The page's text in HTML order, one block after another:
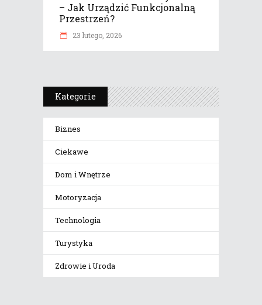
– Jak Urządzić Funkcjonalną
Przestrzeń?
23 lutego, 2026
Kategorie
Biznes
Ciekawe
Dom i Wnętrze
Motoryzacja
Technologia
Turystyka
Zdrowie i Uroda